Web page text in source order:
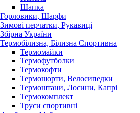
Шапка
Горловики, Шарфи
Зимові перчатки, Рукавиці
Збірна України
Термобілизна, Білизна Спортивна
Термомайки
Термофутболки
Термокофти
Термошорти, Велосипедки
Термоштани, Лосини, Капрі
Термокомплект
Труси спортивні